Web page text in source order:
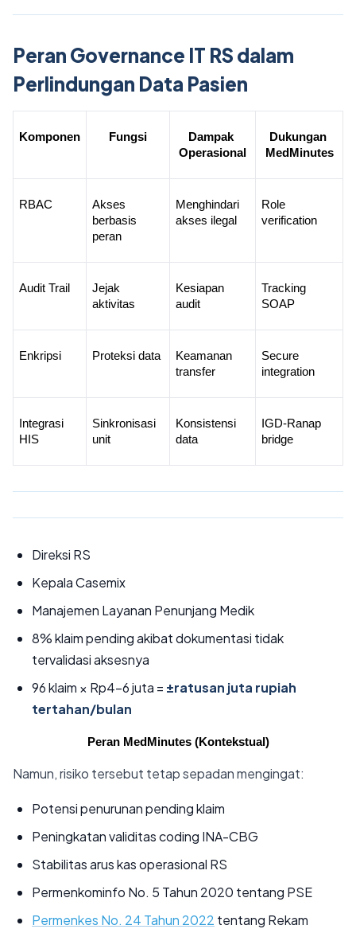
Peran Governance IT RS dalam
Perlindungan Data Pasien
Komponen Fungsi
Dampak
Operasional
Dukungan
MedMinutes
RBAC
Akses
berbasis
peran
Menghindari
akses ilegal
Role
verification
Audit Trail
Jejak
aktivitas
Kesiapan
audit
Tracking
SOAP
Enkripsi Proteksi data
Keamanan
transfer
Secure
integration
Integrasi
HIS
Sinkronisasi
unit
Konsistensi
data
IGD-Ranap
bridge
Direksi RS
Kepala Casemix
Manajemen Layanan Penunjang Medik
8% klaim pending akibat dokumentasi tidak
tervalidasi aksesnya
96 klaim × Rp4–6 juta = ±ratusan juta rupiah
tertahan/bulan
Peran MedMinutes (Kontekstual)
Namun, risiko tersebut tetap sepadan mengingat:
Potensi penurunan pending klaim
Peningkatan validitas coding INA-CBG
Stabilitas arus kas operasional RS
Permenkominfo No. 5 Tahun 2020 tentang PSE
Permenkes No. 24 Tahun 2022 tentang Rekam